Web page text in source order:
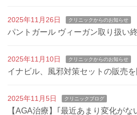
2025年11月26日 クリニックからのお知らせ
パントガール ヴィーガン取り扱い
2025年11月10日 クリニックからのお知らせ
イナビル、風邪対策セットの販売
2025年11月5日 クリニックブログ
【AGA治療】｢最近あまり変化